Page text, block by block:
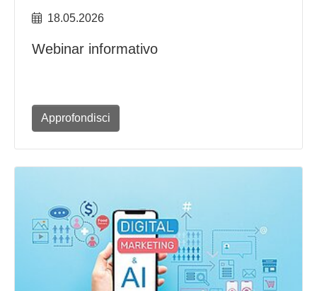
18.05.2026
Webinar informativo
Approfondisci